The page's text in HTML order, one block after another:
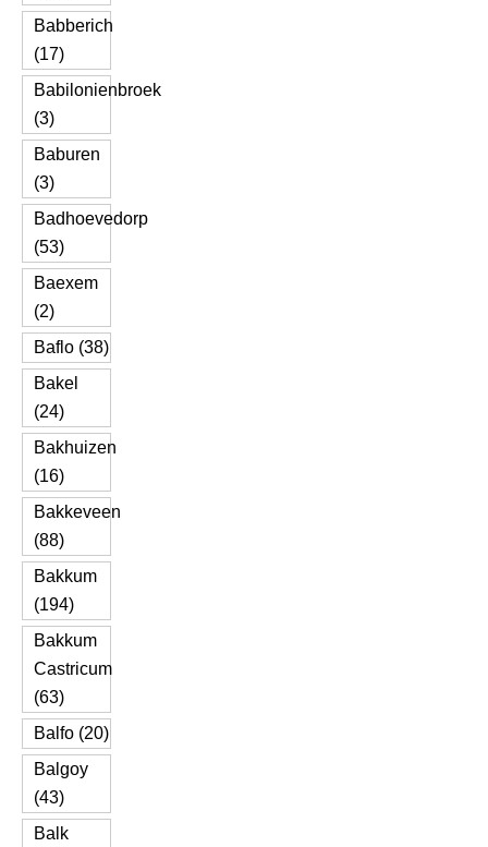
Babberich
(17)
Babilonienbroek
(3)
Baburen
(3)
Badhoevedorp
(53)
Baexem
(2)
Baflo (38)
Bakel
(24)
Bakhuizen
(16)
Bakkeveen
(88)
Bakkum
(194)
Bakkum
Castricum
(63)
Balfo (20)
Balgoy
(43)
Balk